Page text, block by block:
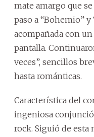
mate amargo que
paso a “Bohemio” y
acompañada con
pantalla.
veces”, sencillos
hasta románticas.
Característica del
ingeniosa
rock. Siguió de esta